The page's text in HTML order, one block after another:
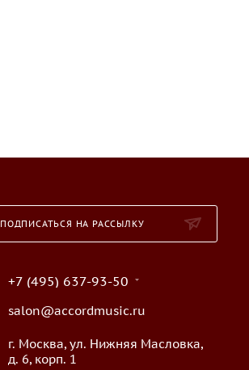
ПОДПИСАТЬСЯ НА РАССЫЛКУ
+7 (495) 637-93-50
salon@accordmusic.ru
г. Москва, ул. Нижняя Масловка,
д. 6, корп. 1